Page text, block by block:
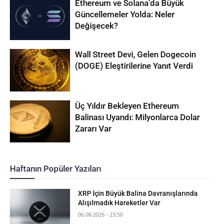
Ethereum ve Solana’da Büyük
Güncellemeler Yolda: Neler
Değişecek?
Wall Street Devi, Gelen Dogecoin
(DOGE) Eleştirilerine Yanıt Verdi
Üç Yıldır Bekleyen Ethereum
Balinası Uyandı: Milyonlarca Dolar
Zararı Var
Haftanın Popüler Yazıları
XRP İçin Büyük Balina Davranışlarında
Alışılmadık Hareketler Var
06.08.2026 - 23:50